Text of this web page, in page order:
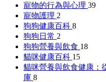
寵物的行為與心理 39
寵物護理 2
狗狗健康百科 8
狗狗日常 2
狗狗營養與飲食 18
貓咪健康百科 15
貓咪營養與飲食健康：
庫 8